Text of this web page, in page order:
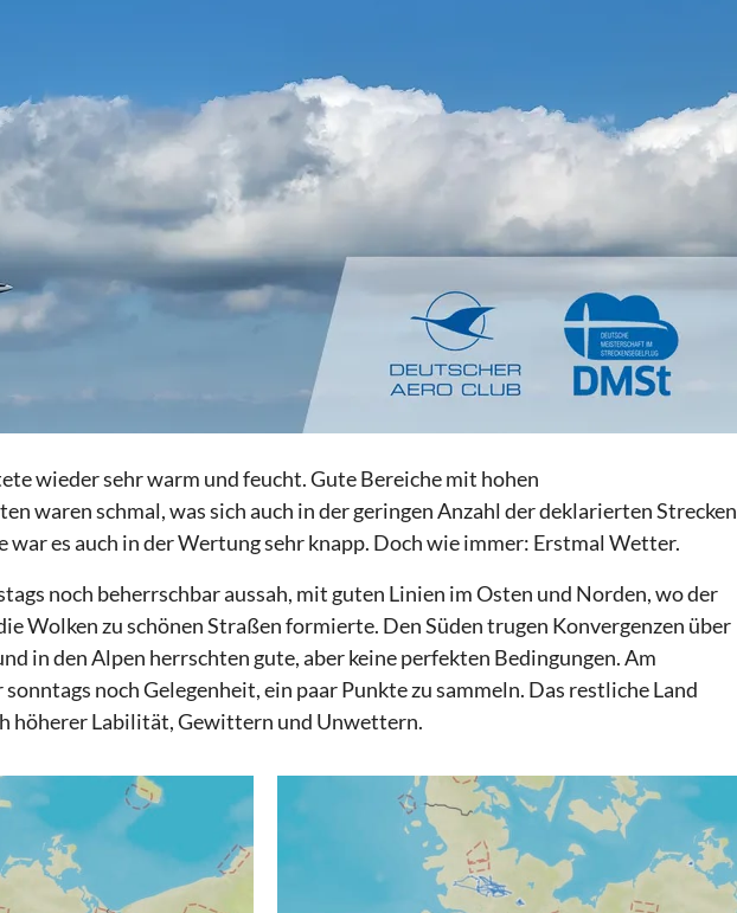
wieder sehr warm und feucht. Gute Bereiche mit hohen
waren schmal, was sich auch in der geringen Anzahl der deklarierten Strecken
es auch in der Wertung sehr knapp. Doch wie immer: Erstmal Wetter.
noch beherrschbar aussah, mit guten Linien im Osten und Norden, wo der
Wolken zu schönen Straßen formierte. Den Süden trugen Konvergenzen über
in den Alpen herrschten gute, aber keine perfekten Bedingungen. Am
sonntags noch Gelegenheit, ein paar Punkte zu sammeln. Das restliche Land
höherer Labilität, Gewittern und Unwettern.